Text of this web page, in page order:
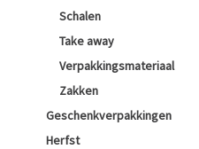
Schalen
Take away
Verpakkingsmateriaal
Zakken
Geschenkverpakkingen
Herfst